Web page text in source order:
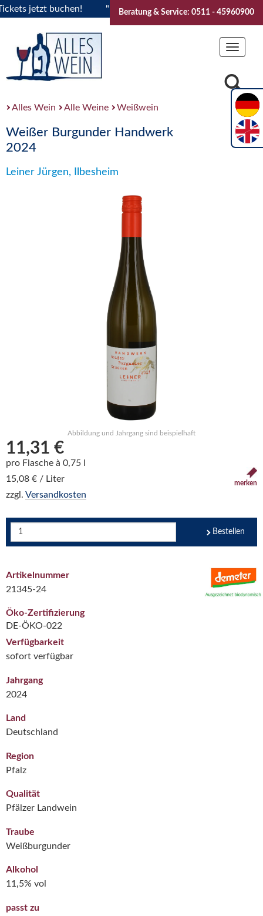
jetzt buchen! "Das Sommerfest 2026" Vive la
Beratung & Service: 0511 - 45960900
Toggle
Alles Wein Alle Weine Weißwein
Weißer Burgunder Handwerk
2024
Leiner Jürgen, Ilbesheim
Abbildung und Jahrgang sind beispielhaft
11,31 €
pro Flasche à 0,75 l
15,08 € / Liter
zzgl. Versandkosten
merken
Bestellen
Artikelnummer
21345-24
Öko-Zertifizierung
DE-ÖKO-022
Verfügbarkeit
sofort verfügbar
Jahrgang
2024
Land
Deutschland
Region
Pfalz
Qualität
Pfälzer Landwein
Traube
Weißburgunder
Alkohol
11,5% vol
passt zu